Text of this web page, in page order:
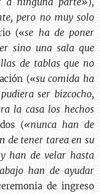
pero no muy solo
(«se ha de poner
sino una sala que
de tablas que no
(«su comida ha
ser bizcocho,
la casa los hechos
(«nunca han de
de tener tarea en su
han de velar hasta
han de ayudar
de ingreso